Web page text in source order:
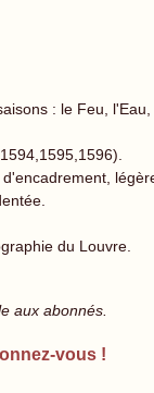
: le Feu,
du Louvre.
aux abonnés.
vous !